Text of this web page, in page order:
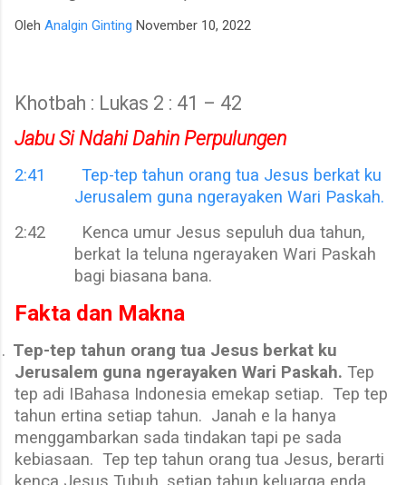
para talenta muda berpotensi tinggi seperti IM Satria Duta
dan Chelsea Monica Ignesias Sihite memiliki kedalaman sku...
Oleh Analgin Ginting November 10, 2022
Khotbah : Lukas 2 : 41 – 42
Jabu Si Ndahi Dahin Perpulungen
2:41
Tep-tep tahun orang tua Jesus berkat ku
Jerusalem guna ngerayaken Wari Paskah.
2:42
Kenca umur Jesus sepuluh dua tahun,
berkat Ia teluna ngerayaken Wari Paskah
bagi biasana bana.
Fakta dan Makna
Tep-tep tahun orang tua Jesus berkat ku
Jerusalem guna ngerayaken Wari Paskah. Tep
tep adi IBahasa Indonesia emekap setiap. Tep tep
tahun ertina setiap tahun. Janah e la hanya
menggambarkan sada tindakan tapi pe sada
kebiasaan. Tep tep tahun orang tua Jesus, berarti